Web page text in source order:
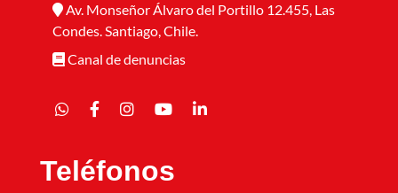
Av. Monseñor Álvaro del Portillo 12.455, Las
Condes. Santiago, Chile.
Canal de denuncias
Teléfonos